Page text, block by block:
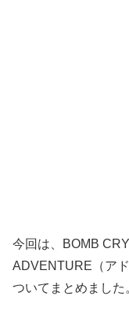
今回は、BOMB
ADVENTURE（ア
ついてまとめました